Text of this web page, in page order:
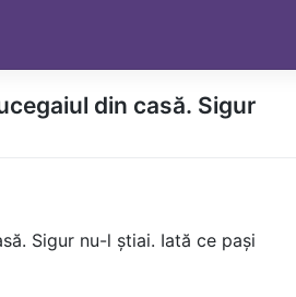
din casă. Sigur
Sigur nu-l știai. Iată ce pași